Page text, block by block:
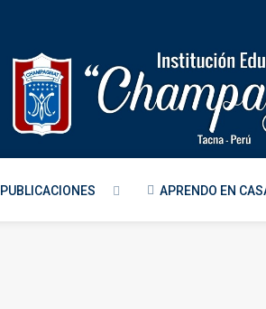
PUBLICACIONES APRENDO EN